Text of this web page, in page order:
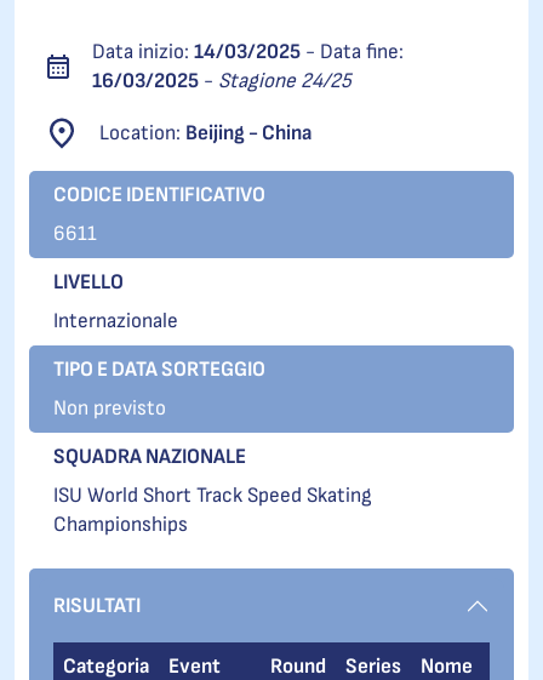
Data inizio: 14/03/2025 - Data fine:
16/03/2025 - Stagione 24/25
Location: Beijing - China
CODICE IDENTIFICATIVO
6611
LIVELLO
Internazionale
TIPO E DATA SORTEGGIO
Non previsto
SQUADRA NAZIONALE
ISU World Short Track Speed Skating
Championships
RISULTATI
Categoria Event Round Series Nome